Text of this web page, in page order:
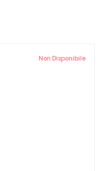
Non Disponibile